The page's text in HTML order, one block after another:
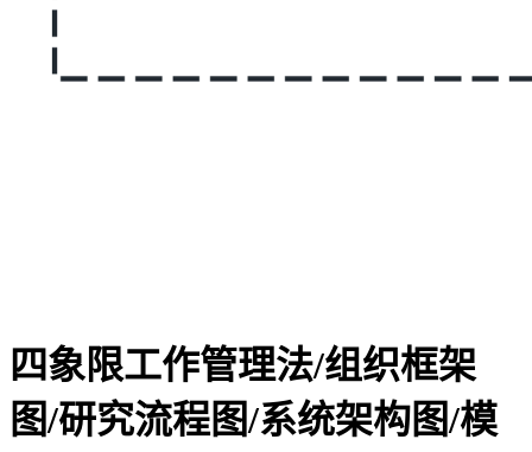
四象限工作管理法/组织框架
图/研究流程图/系统架构图/模